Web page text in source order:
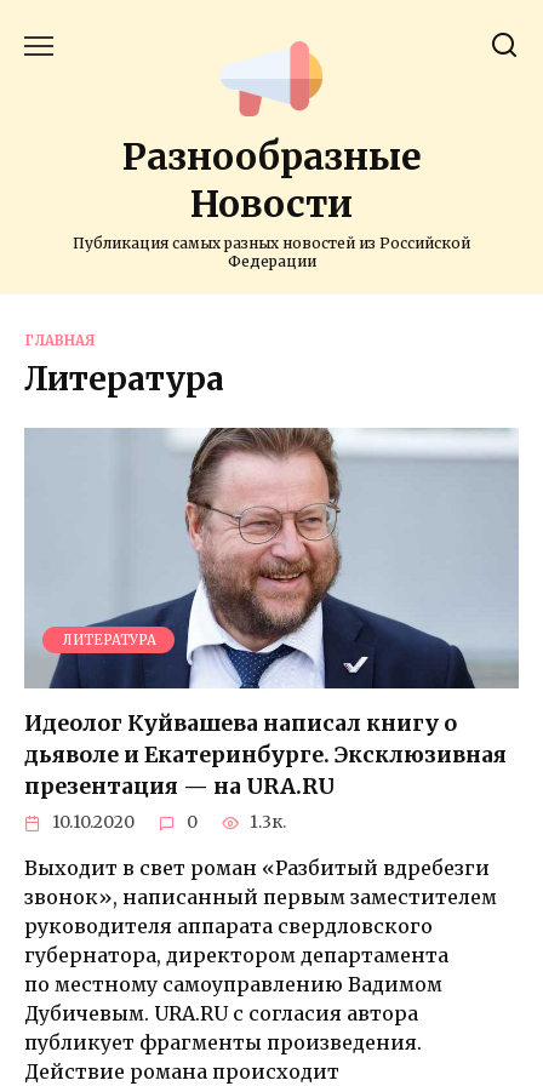
Разнообразные
Новости
Публикация самых разных новостей из Российской
Федерации
ГЛАВНАЯ
Литература
ЛИТЕРАТУРА
Идеолог Куйвашева написал книгу о
дьяволе и Екатеринбурге. Эксклюзивная
презентация — на URA.RU
10.10.2020 0 1.3к.
Выходит в свет роман «Разбитый вдребезги
звонок», написанный первым заместителем
руководителя аппарата свердловского
губернатора, директором департамента
по местному самоуправлению Вадимом
Дубичевым. URA.RU с согласия автора
публикует фрагменты произведения.
Действие романа происходит